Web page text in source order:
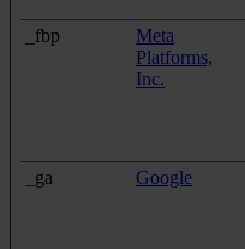
_fbp
Meta
Platforms,
Inc.
_ga Google